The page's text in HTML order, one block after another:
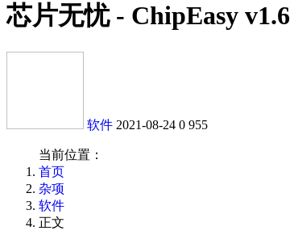
芯片无忧 - ChipEasy
软件 2021-08-24 0 955
当前位置：
首页
杂项
软件
正文